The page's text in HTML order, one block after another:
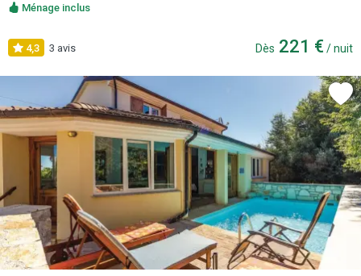
Ménage inclus
4,3 3 avis Dès 221 € / nuit